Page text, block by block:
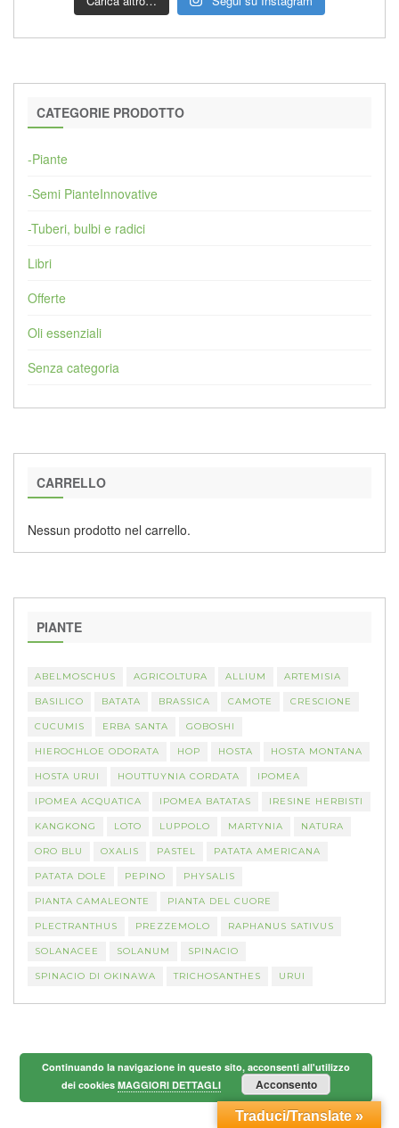
CATEGORIE PRODOTTO
-Piante
-Semi PianteInnovative
-Tuberi, bulbi e radici
Libri
Offerte
Oli essenziali
Senza categoria
CARRELLO
Nessun prodotto nel carrello.
PIANTE
ABELMOSCHUS AGRICOLTURA ALLIUM ARTEMISIA
BASILICO BATATA BRASSICA CAMOTE CRESCIONE
CUCUMIS ERBA SANTA GOBOSHI
HIEROCHLOE ODORATA HOP HOSTA HOSTA MONTANA
HOSTA URUI HOUTTUYNIA CORDATA IPOMEA
IPOMEA ACQUATICA IPOMEA BATATAS IRESINE HERBISTI
KANGKONG LOTO LUPPOLO MARTYNIA NATURA
ORO BLU OXALIS PASTEL PATATA AMERICANA
PATATA DOLE PEPINO PHYSALIS
PIANTA CAMALEONTE PIANTA DEL CUORE
PLECTRANTHUS PREZZEMOLO RAPHANUS SATIVUS
SOLANACEE SOLANUM SPINACIO
SPINACIO DI OKINAWA TRICHOSANTHES URUI
Traduci/Translate »
Continuando la navigazione in questo sito, acconsenti all'utilizzo
dei cookiesMAGGIORI DETTAGLI Acconsento